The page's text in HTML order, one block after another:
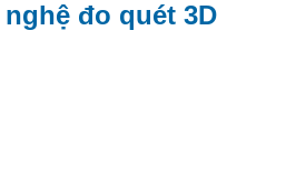
đo quét 3D